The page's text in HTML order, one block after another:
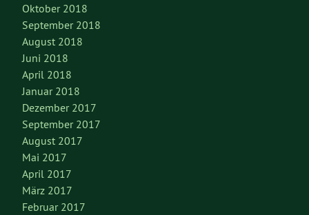
Oktober 2018
September 2018
August 2018
Juni 2018
April 2018
Januar 2018
Dezember 2017
September 2017
August 2017
Mai 2017
April 2017
März 2017
Februar 2017